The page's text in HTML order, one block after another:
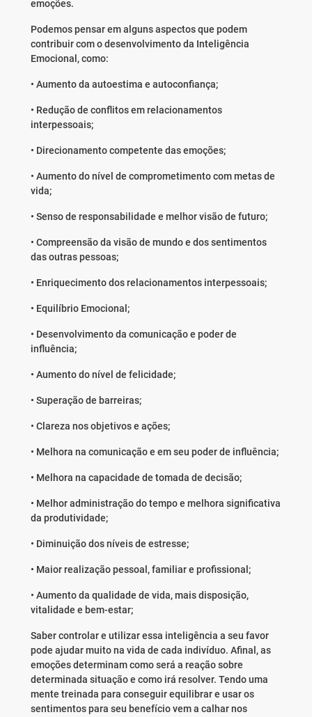
emoções.
Podemos pensar em alguns aspectos que podem
contribuir com o desenvolvimento da Inteligência
Emocional, como:
• Aumento da autoestima e autoconfiança;
• Redução de conflitos em relacionamentos
interpessoais;
• Direcionamento competente das emoções;
• Aumento do nível de comprometimento com metas de
vida;
• Senso de responsabilidade e melhor visão de futuro;
• Compreensão da visão de mundo e dos sentimentos
das outras pessoas;
• Enriquecimento dos relacionamentos interpessoais;
• Equilíbrio Emocional;
• Desenvolvimento da comunicação e poder de
influência;
• Aumento do nível de felicidade;
• Superação de barreiras;
• Clareza nos objetivos e ações;
• Melhora na comunicação e em seu poder de influência;
• Melhora na capacidade de tomada de decisão;
• Melhor administração do tempo e melhora significativa
da produtividade;
• Diminuição dos níveis de estresse;
• Maior realização pessoal, familiar e profissional;
• Aumento da qualidade de vida, mais disposição,
vitalidade e bem-estar;
Saber controlar e utilizar essa inteligência a seu favor
pode ajudar muito na vida de cada indivíduo. Afinal, as
emoções determinam como será a reação sobre
determinada situação e como irá resolver. Tendo uma
mente treinada para conseguir equilibrar e usar os
sentimentos para seu benefício vem a calhar nos